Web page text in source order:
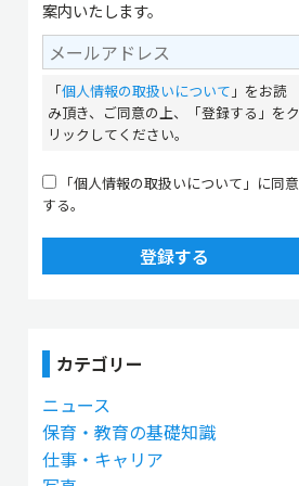
案内いたします。
「個人情報の取扱いについて 」をお読
み頂き、ご同意の上、「登録する」をク
リックしてください。
「個人情報の取扱いについて」に同意
する。
登録する
カテゴリー
ニュース
保育・教育の基礎知識
仕事・キャリア